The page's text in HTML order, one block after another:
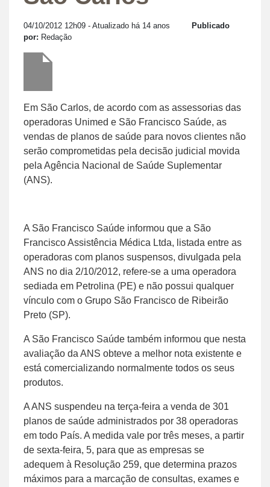
04/10/2012 12h09 - Atualizado há 14 anos
Publicado
por: Redação
Em São Carlos, de acordo com as assessorias das
operadoras Unimed e São Francisco Saúde, as
vendas de planos de saúde para novos clientes não
serão comprometidas pela decisão judicial movida
pela Agência Nacional de Saúde Suplementar
(ANS).
A São Francisco Saúde informou que a São
Francisco Assistência Médica Ltda, listada entre as
operadoras com planos suspensos, divulgada pela
ANS no dia 2/10/2012, refere-se a uma operadora
sediada em Petrolina (PE) e não possui qualquer
vínculo com o Grupo São Francisco de Ribeirão
Preto (SP).
A São Francisco Saúde também informou que nesta
avaliação da ANS obteve a melhor nota existente e
está comercializando normalmente todos os seus
produtos.
A ANS suspendeu na terça-feira a venda de 301
planos de saúde administrados por 38 operadoras
em todo País. A medida vale por três meses, a partir
de sexta-feira, 5, para que as empresas se
adequem à Resolução 259, que determina prazos
máximos para a marcação de consultas, exames e